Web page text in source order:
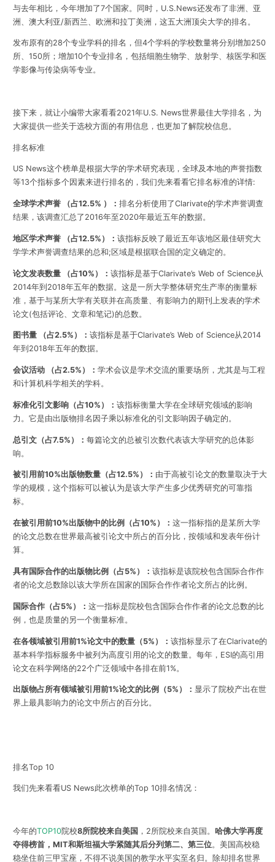
与去年相比，今年增加了7个国家。同时，U.S.News还发布了非洲、亚
洲、澳大利亚/新西兰、欧洲和拉丁美洲，这五大洲顶尖大学的排名。
发布原有的28个专业学科的排名，但4个学科的学校数量将分别增加250
所、150所；增加10个专业排名，包括细胞生物学、放射学、核医学和医
学影像与传染病等专业。
接下来，就让小编带大家看看2021年U.S. News世界最佳大学排名，为
大家提供一些关于选校方面的有用信息，也更加了解院校信息。
排名标准
US News这个榜单是根据大学的学术研究表现，全球及本地的声誉指数
等13个指标多个因素来进行排名的 ，我们先来看看它排名标准的详情:
全球学术声誉 （占12.5% ）： 排名分析使用了Clarivate的学术声誉调查
结果，该调查汇总了2016年至2020年最近五年的数据。
地区学术声誉 （占12.5%）： 该指标反映了最近五年该地区最佳研究大
学学术声誉调查结果的总和;区域是根据联合国的定义确定的。
论文发表数量 （占10%）： 该指标是基于Clarivate’s Web of Science从
2014年到2018年五年的数据。这是一所大学整体研究生产率的衡量标
准，基于与某所大学有关联并在高质量、有影响力的期刊上发表的学术
论文(包括评论、文章和笔记)的总数。
图书量 （占2.5%）： 该指标是基于Clarivate’s Web of Science从2014
年到2018年五年的数据。
会议活动 （占2.5%）： 学术会议是学术交流的重要场所，尤其是与工程
和计算机科学相关的学科。
标准化引文影响（占10%）： 该指标衡量大学在全球研究领域的影响
力。它是由出版物排名因子乘以标准化的引文影响因子确定的。
总引文（占7.5%）： 每篇论文的总被引次数代表该大学研究的总体影
响。
被引用前10%出版物数量（占12.5%）： 由于高被引论文的数量取决于大
学的规模，这个指标可以被认为是该大学产生多少优秀研究的可靠指
标。
在被引用前10%出版物中的比例（占10%）： 这一指标指的是某所大学
的论文总数在世界最高被引论文中所占的百分比，按领域和发表年份计
算。
具有国际合作的出版物比例（占5%）： 该指标是该院校包含国际合作作
者的论文总数除以该大学所在国家的国际合作作者论文所占的比例。
国际合作（占5%）： 这一指标是院校包含国际合作作者的论文总数的比
例，也是质量的另一个衡量标准。
在各领域被引用前1%论文中的数量（5%）： 该指标显示了在Clarivate的
基本科学指标服务中被列为高度引用的论文的数量。每年，ESI的高引用
论文在科学网络的22个广泛领域中各排在前1%。
出版物占所有领域被引用前1%论文的比例（5%）： 显示了院校产出在世
界上最具影响力的论文中所占的百分比。
排名Top 10
我们先来看看US News此次榜单的Top 10排名情况：
今年的TOP10院校8所院校来自美国 ，2所院校来自英国。 哈佛大学再度
夺得榜首，MIT和斯坦福大学紧随其后分列第二、第三位。美国高校稳
稳坐住前三甲宝座，不得不说美国的教学水平实至名归。 除却排名世界